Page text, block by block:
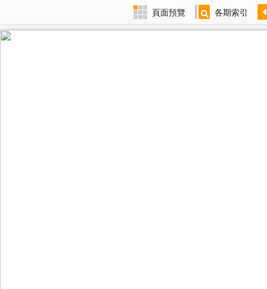
頁面預覽 各期索引